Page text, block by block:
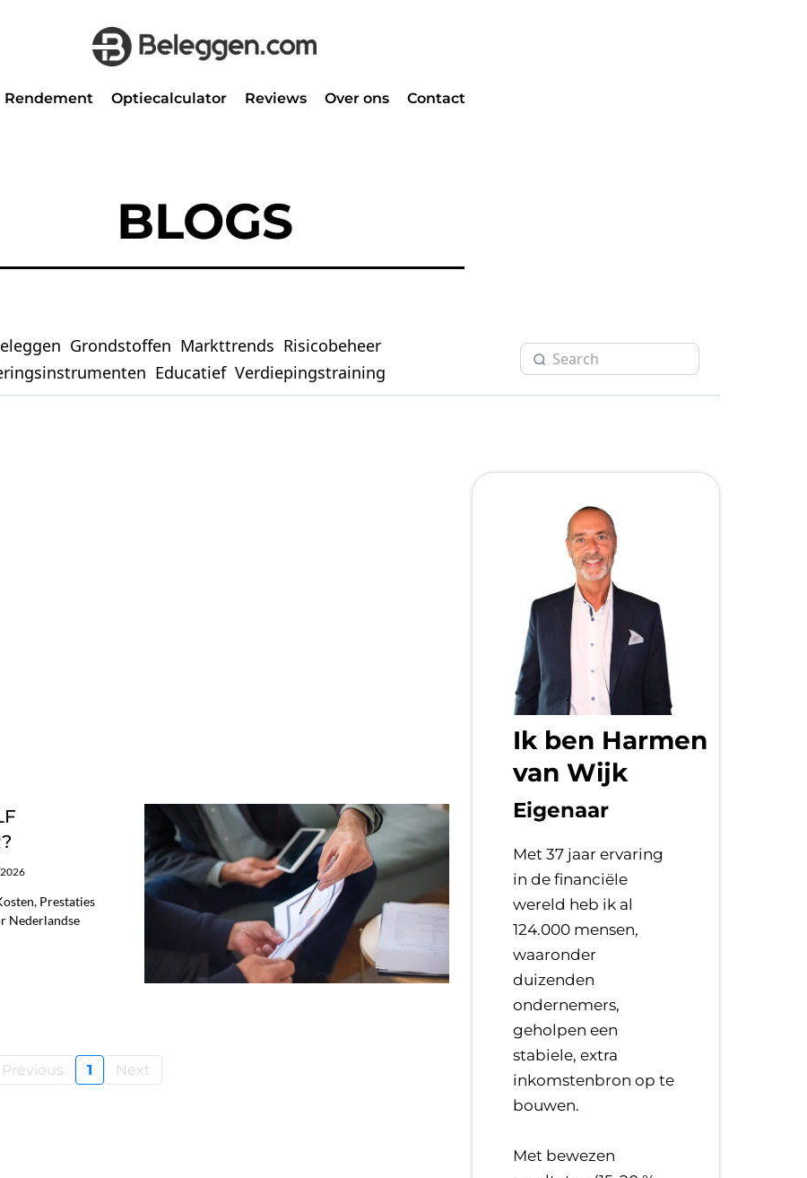
Rendement Optiecalculator Reviews Over ons Contact
BLOGS
Grondstoffen Markttrends Risicobeheer
Educatief Verdiepingstraining
Prestaties
Nederlandse
Previous 1 Next
Ik ben Harmen
van Wijk
Eigenaar
Met 37 jaar ervaring
in de financiële
wereld heb ik al
124.000 mensen,
waaronder
duizenden
ondernemers,
geholpen een
stabiele, extra
inkomstenbron op te
bouwen.
​Met bewezen